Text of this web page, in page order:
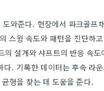
와준다. 현장에서 파크골프
스윙 속도와 패턴을 진단하
설계와 샤프트의 반응 속
. 기록한 데이터는 후속 라
형을 찾는 데 도움을 준다.